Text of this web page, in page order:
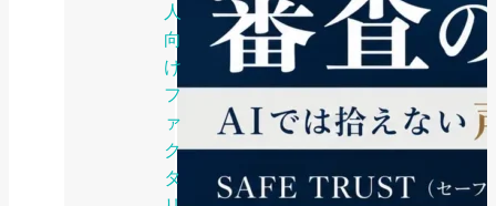
人
向
け
フ
ァ
ク
タ